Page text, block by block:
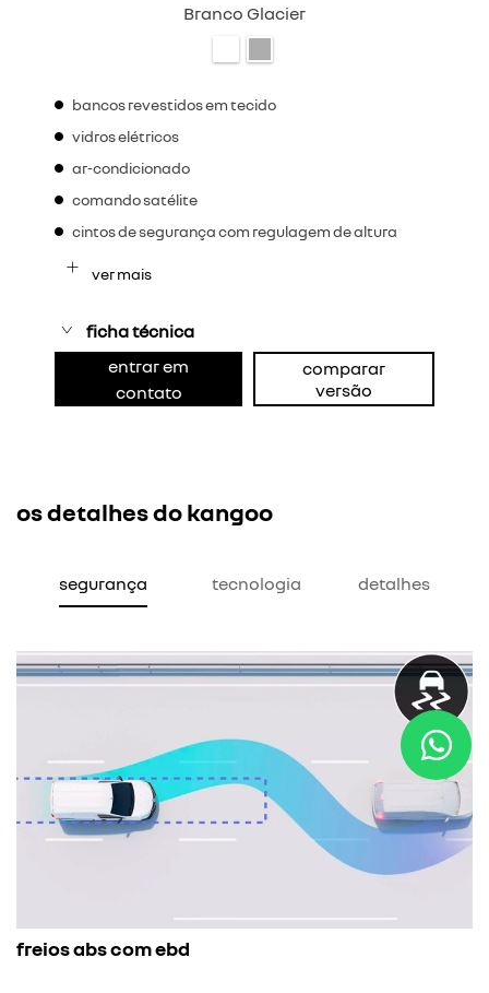
Branco Glacier
bancos revestidos em tecido
vidros elétricos
ar-condicionado
comando satélite
cintos de segurança com regulagem de altura
ver mais
ficha técnica
entrar em
contato
comparar
versão
os detalhes do kangoo
segurança tecnologia detalhes
abs com ebd